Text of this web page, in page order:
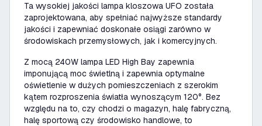
Ta wysokiej jakości lampa kloszowa UFO została
zaprojektowana, aby spełniać najwyższe standardy
jakości i zapewniać doskonałe osiągi zarówno w
środowiskach przemysłowych, jak i komercyjnych.
Z mocą 240W lampa LED High Bay zapewnia
imponującą moc świetlną i zapewnia optymalne
oświetlenie w dużych pomieszczeniach z szerokim
kątem rozproszenia światła wynoszącym 120°. Bez
względu na to, czy chodzi o magazyn, halę fabryczną,
halę sportową czy środowisko handlowe, to